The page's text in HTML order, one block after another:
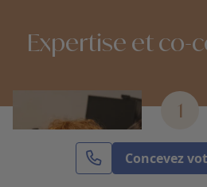
Concevez
Expertise et co-
1